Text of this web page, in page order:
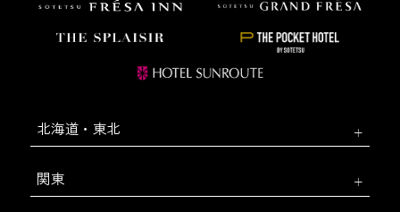
北海道・東北
関東